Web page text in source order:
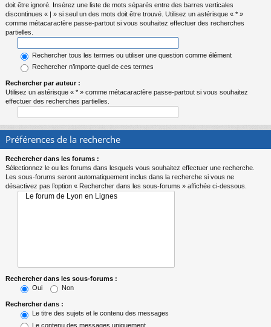
doit être ignoré. Insérez une liste de mots séparés entre des barres verticales
discontinues « | » si seul un des mots doit être trouvé. Utilisez un astérisque « * »
comme métacaractère passe-partout si vous souhaitez effectuer des recherches
partielles.
Rechercher tous les termes ou utiliser une question comme élément
Rechercher n’importe quel de ces termes
Rechercher par auteur :
Utilisez un astérisque « * » comme métacaractère passe-partout si vous souhaitez
effectuer des recherches partielles.
Préférences de la recherche
Rechercher dans les forums :
Sélectionnez le ou les forums dans lesquels vous souhaitez effectuer une recherche.
Les sous-forums seront automatiquement inclus dans la recherche si vous ne
désactivez pas l’option « Rechercher dans les sous-forums » affichée ci-dessous.
Rechercher dans les sous-forums :
Oui
Non
Rechercher dans :
Le titre des sujets et le contenu des messages
Le contenu des messages uniquement